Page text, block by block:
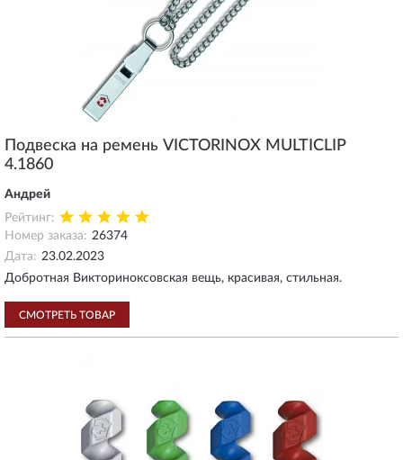
Подвеска на ремень VICTORINOX MULTICLIP
4.1860
Андрей
Рейтинг:
Номер заказа: 26374
Дата: 23.02.2023
Добротная Викториноксовская вещь, красивая, стильная.
СМОТРЕТЬ ТОВАР